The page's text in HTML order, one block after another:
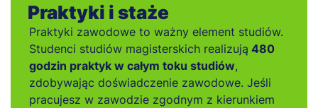
Praktyki i staże
Praktyki zawodowe to ważny element studiów.
Studenci studiów magisterskich realizują 480
godzin praktyk w całym toku studiów,
zdobywając doświadczenie zawodowe. Jeśli
pracujesz w zawodzie zgodnym z kierunkiem